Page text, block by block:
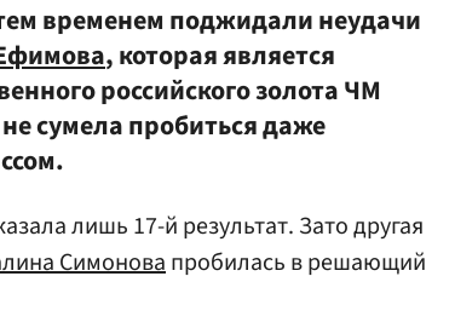
временем поджидали неудачи
, которая является
российского золота ЧМ
сумела пробиться даже
лишь 17-й результат. Зато другая
Симоновапробилась в решающий